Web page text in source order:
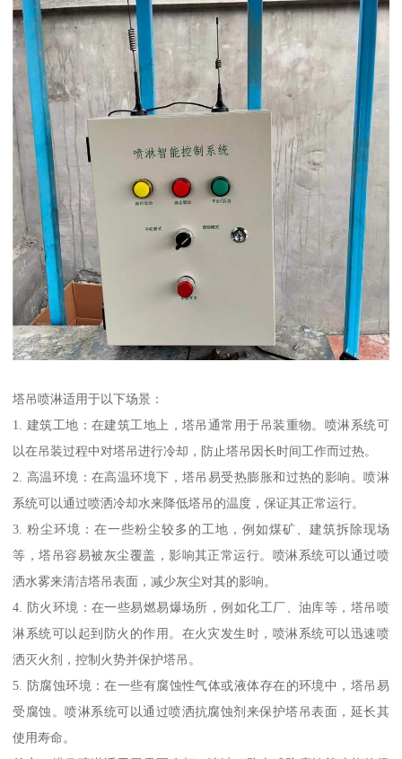
塔吊喷淋适用于以下场景：
1. 建筑工地：在建筑工地上，塔吊通常用于吊装重物。喷淋系统可
以在吊装过程中对塔吊进行冷却，防止塔吊因长时间工作而过热。
2. 高温环境：在高温环境下，塔吊易受热膨胀和过热的影响。喷淋
系统可以通过喷洒冷却水来降低塔吊的温度，保证其正常运行。
3. 粉尘环境：在一些粉尘较多的工地，例如煤矿、建筑拆除现场
等，塔吊容易被灰尘覆盖，影响其正常运行。喷淋系统可以通过喷
洒水雾来清洁塔吊表面，减少灰尘对其的影响。
4. 防火环境：在一些易燃易爆场所，例如化工厂、油库等，塔吊喷
淋系统可以起到防火的作用。在火灾发生时，喷淋系统可以迅速喷
洒灭火剂，控制火势并保护塔吊。
5. 防腐蚀环境：在一些有腐蚀性气体或液体存在的环境中，塔吊易
受腐蚀。喷淋系统可以通过喷洒抗腐蚀剂来保护塔吊表面，延长其
使用寿命。